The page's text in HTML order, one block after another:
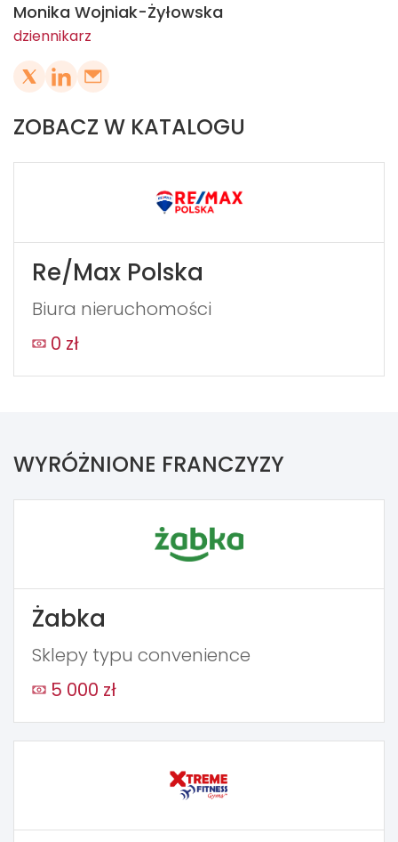
Monika Wojniak-Żyłowska
dziennikarz
ZOBACZ W KATALOGU
Re/Max Polska
Biura nieruchomości
0 zł
WYRÓŻNIONE FRANCZYZY
Żabka
Sklepy typu convenience
5 000 zł